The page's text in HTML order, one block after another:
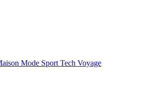
Mode Sport Tech Voyage